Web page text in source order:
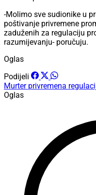
-Molimo sve sudionike u
poštivanje privremene
zaduženih za regulaciju
razumijevanju- poručuju.
Oglas
Podijeli
Murter privremena
Oglas